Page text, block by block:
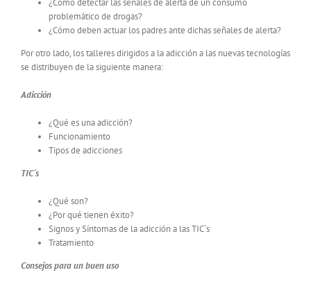
problemático de drogas?
¿Cómo deben actuar los padres ante dichas señales de alerta?
Por otro lado, los talleres dirigidos a la adicción a las nuevas tecnologías
se distribuyen de la siguiente manera:
Adicción
¿Qué es una adicción?
Funcionamiento
Tipos de adicciones
TIC´s
¿Qué son?
¿Por qué tienen éxito?
Signos y Síntomas de la adicción a las TIC´s
Tratamiento
Consejos para un buen uso